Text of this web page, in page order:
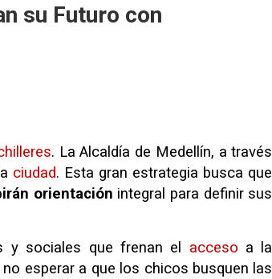
su Futuro con
. La Alcaldía de Medellín, a través
ciudad. Esta gran estrategia busca que
orientación integral para definir sus
y sociales que frenan el acceso a la
esperar a que los chicos busquen las